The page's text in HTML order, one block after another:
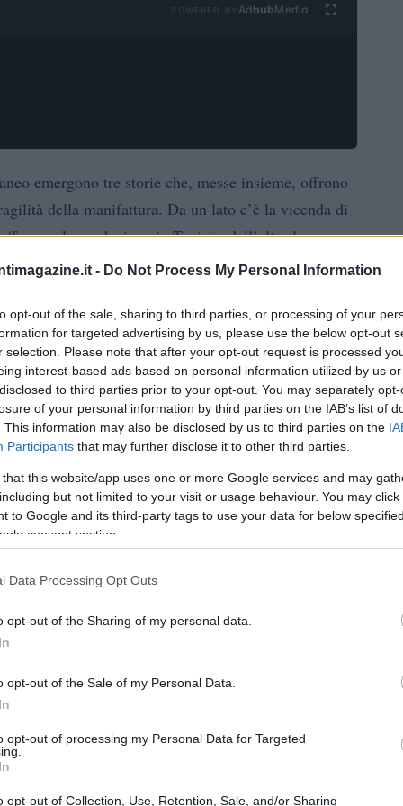
- Do Not Process My Personal Information
opt-out of the sale, sharing to third parties, or processing of your
for targeted advertising by us, please use the below opt-out
selection. Please note that after your opt-out request is processed
interest-based ads based on personal information utilized by us
to third parties prior to your opt-out. You may separately
of your personal information by third parties on the IAB’s list of
This information may also be disclosed by us to third parties on the
Participants that may further disclose it to other third parties.
that this website/app uses one or more Google services and may
but not limited to your visit or usage behaviour. You may
to Google and its third-party tags to use your data for below
consent section.
Data Processing Opt Outs
opt-out of the Sharing of my personal data.
opt-out of the Sale of my Personal Data.
opt-out of processing my Personal Data for Targeted
opt-out of Collection, Use, Retention, Sale, and/or Sharing
Ad hubMedia
emergono tre storie che, messe insieme, offrono
della manifattura. Da un lato c’è la vicenda di
la produzione in Tunisia; dall’altro la
imprese capaci di lavorare in rete; infine il
impressionanti e mostra i limiti della
Tunisia: integrazione e
di alta gamma ha confermato l’intenzione
Tunisia, con l’obiettivo di servire i mercati
dall’amministratore delegato e dal responsabile
tunisina dell’industria, del commercio e
a sostenere gliinvestimentiesteri. Il progetto si
segnalata superiore a
Tunisia dedicate alla produzione di tomaie.
geografica
qualificato e di un sistema formativo
richiesti dalle grandi catene globali. Per il gruppo
mantenere un’integrazione produttiva stretta con